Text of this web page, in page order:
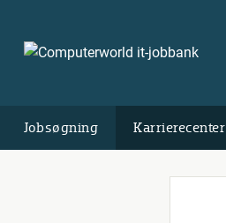
Jobsøgning Karrierecenter